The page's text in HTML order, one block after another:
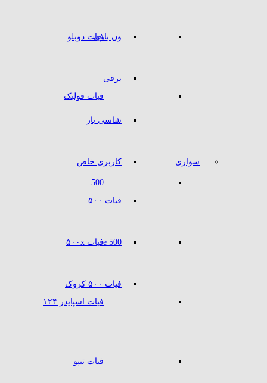
ون باری
برقی
شاسی بار
کاربری خاص
فیات دوبلو
فیات فولبک
سواری
500
فیات ۵۰۰
500 e
فیات ۵۰۰ کروک
فیات ۵۰۰x
فیات اسپایدر ۱۲۴
فیات تیپو